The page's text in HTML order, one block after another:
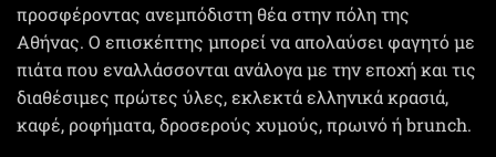
προσφέροντας ανεμπόδιστη θέα στην πόλη της
Αθήνας. Ο επισκέπτης μπορεί να απολαύσει φαγητό με
πιάτα που εναλλάσσονται ανάλογα με την εποχή και τις
διαθέσιμες πρώτες ύλες, εκλεκτά ελληνικά κρασιά,
καφέ, ροφήματα, δροσερούς χυμούς, πρωινό ή brunch.